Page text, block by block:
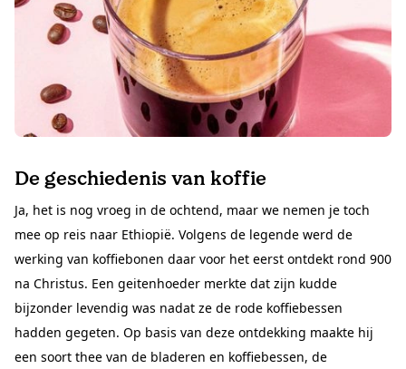
De geschiedenis van koffie
Ja, het is nog vroeg in de ochtend, maar we nemen je toch
mee op reis naar Ethiopië. Volgens de legende werd de
werking van koffiebonen daar voor het eerst ontdekt rond 900
na Christus. Een geitenhoeder merkte dat zijn kudde
bijzonder levendig was nadat ze de rode koffiebessen
hadden gegeten. Op basis van deze ontdekking maakte hij
een soort thee van de bladeren en koffiebessen, de